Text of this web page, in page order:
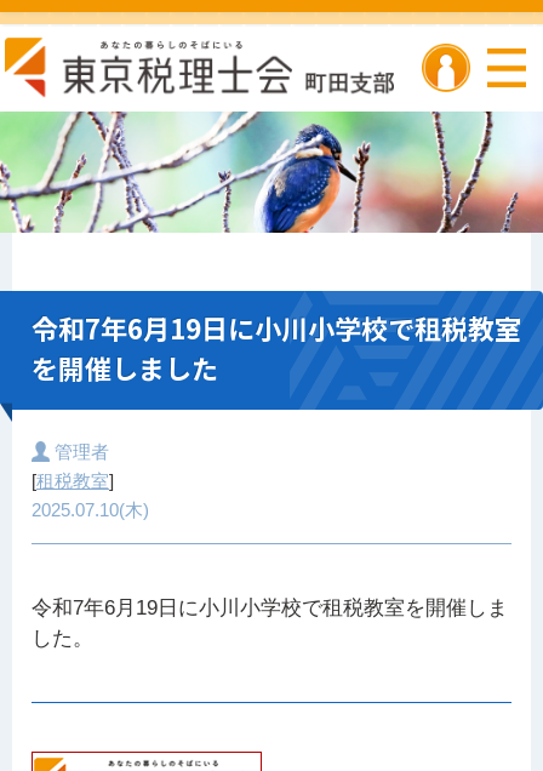
令和7年6月19日に小川小学校で租税教室
を開催しました
管理者
[租税教室]
2025.07.10(木)
令和7年6月19日に小川小学校で租税教室を開催しま
した。